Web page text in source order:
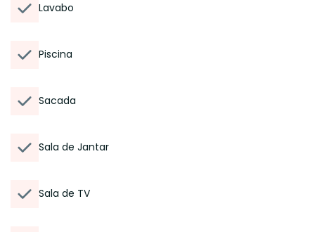
Lavabo
Piscina
Sacada
Sala de Jantar
Sala de TV